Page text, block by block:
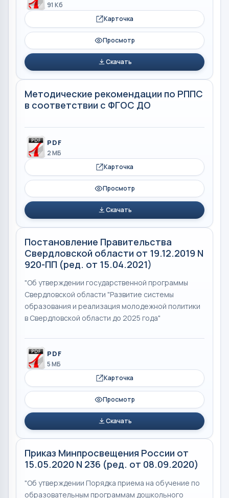
91 Кб
Карточка
Просмотр
Скачать
Методические рекомендации по РППС
в соответствии с ФГОС ДО
PDF
2 МБ
Карточка
Просмотр
Скачать
Постановление Правительства
Свердловской области от 19.12.2019 N
920-ПП (ред. от 15.04.2021)
"Об утверждении государственной программы
Свердловской области "Развитие системы
образования и реализация молодежной политики
в Свердловской области до 2025 года"
PDF
5 МБ
Карточка
Просмотр
Скачать
Приказ Минпросвещения России от
15.05.2020 N 236 (ред. от 08.09.2020)
"Об утверждении Порядка приема на обучение по
образовательным программам дошкольного